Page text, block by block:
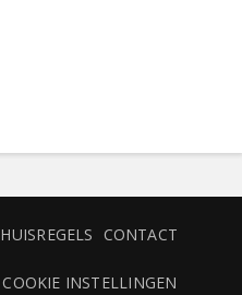
HUISREGELS CONTACT
COOKIE INSTELLINGEN